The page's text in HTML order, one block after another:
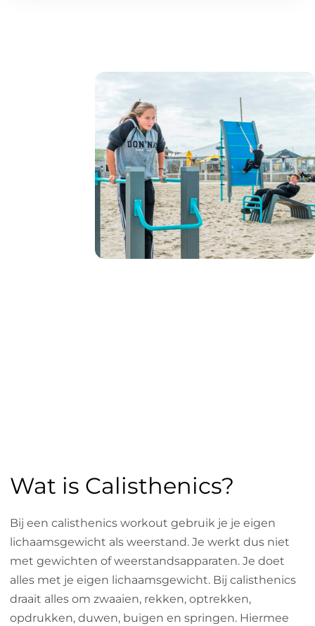
Wat is Calisthenics?
Bij een calisthenics workout gebruik je je eigen
lichaamsgewicht als weerstand. Je werkt dus niet
met gewichten of weerstandsapparaten. Je doet
alles met je eigen lichaamsgewicht. Bij calisthenics
draait alles om zwaaien, rekken, optrekken,
opdrukken, duwen, buigen en springen. Hiermee